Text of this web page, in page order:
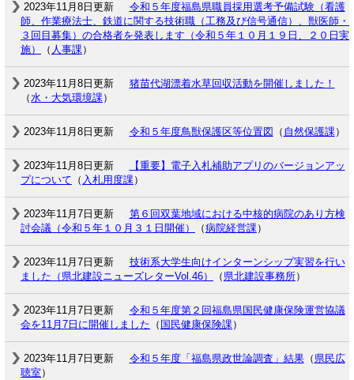
2023年11月8日更新
令和５年度福島県職員採用選考予備試験（看護
師、作業療法士、鉄道に関する技術職（工務及び信号通信）、獣医師・
３回目募集）の合格者を発表します（令和５年１０月１９日、２０日実
施）
（ 人事課）
2023年11月8日更新
猪苗代湖漂着水草回収活動を開催しました！
（水・大気環境課）
2023年11月8日更新 令和５年度鳥獣保護区等位置図 （ 自然保護課）
2023年11月8日更新
【重要】電子入札補助アプリのバージョンアッ
プについて （ 入札用度課）
2023年11月7日更新
第６回双葉地域における中核的病院のあり方検
討会議（令和５年１０月３１日開催）
（病院経営課）
2023年11月7日更新
技術系大学生向けインターンシップ実習を行い
ました（県北建設ニューズレターVol.46）
（ 県北建設事務所）
2023年11月7日更新
令和５年度第２回福島県国民健康保険運営協議
会を11月7日に開催しました （ 国民健康保険課）
2023年11月7日更新 令和５年度「福島県政世論調査」結果（ 県民広
聴室 ）